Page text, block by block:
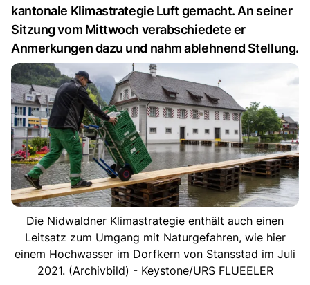
kantonale Klimastrategie Luft gemacht. An seiner
Sitzung vom Mittwoch verabschiedete er
Anmerkungen dazu und nahm ablehnend Stellung.
Die Nidwaldner Klimastrategie enthält auch einen
Leitsatz zum Umgang mit Naturgefahren, wie hier
einem Hochwasser im Dorfkern von Stansstad im Juli
2021. (Archivbild) - Keystone/URS FLUEELER